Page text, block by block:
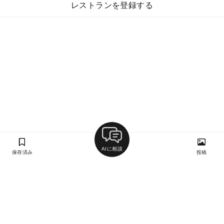
レストランを登録する
保存済み
AIに相談
投稿